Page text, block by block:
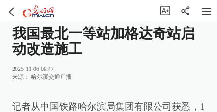
我国最北一等站加格达奇站启
动改造施工
2025-11-06 09:47
来源： 哈尔滨交通广播
记者从中国铁路哈尔滨局集团有限公司获悉，1